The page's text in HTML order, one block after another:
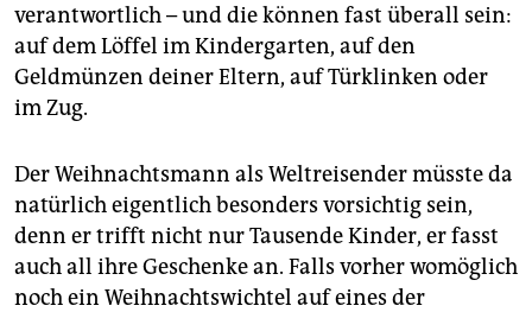
verantwortlich – und die können fast überall sein:
auf dem Löffel im Kindergarten, auf den
Geldmünzen deiner Eltern, auf Türklinken oder
im Zug.
Der Weihnachtsmann als Weltreisender müsste da
natürlich eigentlich besonders vorsichtig sein,
denn er trifft nicht nur Tausende Kinder, er fasst
auch all ihre Geschenke an. Falls vorher womöglich
noch ein Weihnachtswichtel auf eines der